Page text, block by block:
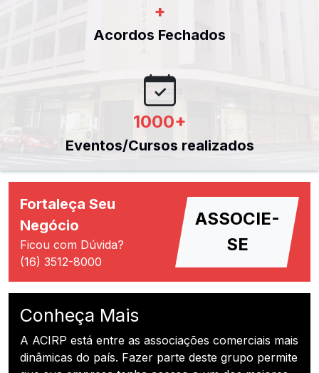
+
Acordos Fechados
1000+
Eventos/Cursos realizados
Fortaleça Seu
Negócio
Ficou com Dúvida?
(16) 3512-8000
ASSOCIE-
SE
Conheça Mais
A ACIRP está entre as associações comerciais mais
dinâmicas do país. Fazer parte deste grupo permite